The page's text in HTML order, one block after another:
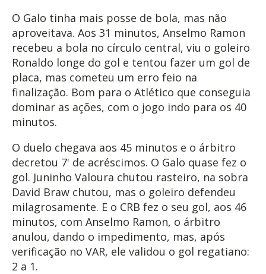
O Galo tinha mais posse de bola, mas não
aproveitava. Aos 31 minutos, Anselmo Ramon
recebeu a bola no círculo central, viu o goleiro
Ronaldo longe do gol e tentou fazer um gol de
placa, mas cometeu um erro feio na
finalização. Bom para o Atlético que conseguia
dominar as ações, com o jogo indo para os 40
minutos.
O duelo chegava aos 45 minutos e o árbitro
decretou 7' de acréscimos. O Galo quase fez o
gol. Juninho Valoura chutou rasteiro, na sobra
David Braw chutou, mas o goleiro defendeu
milagrosamente. E o CRB fez o seu gol, aos 46
minutos, com Anselmo Ramon, o árbitro
anulou, dando o impedimento, mas, após
verificação no VAR, ele validou o gol regatiano:
2 a 1.